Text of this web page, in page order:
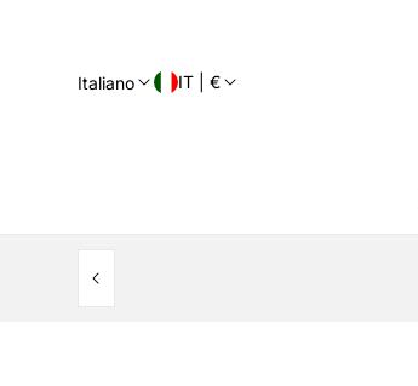
Italiano IT | €